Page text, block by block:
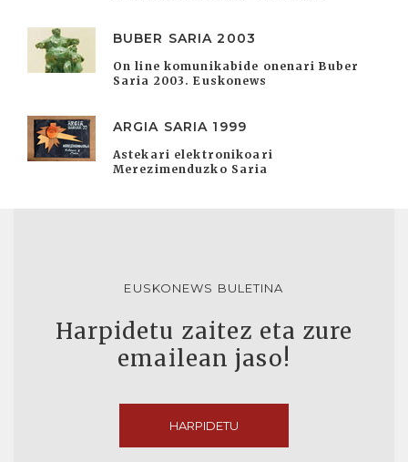
BUBER SARIA 2003
On line komunikabide onenari Buber
Saria 2003. Euskonews
ARGIA SARIA 1999
Astekari elektronikoari
Merezimenduzko Saria
EUSKONEWS BULETINA
Harpidetu zaitez eta zure
emailean jaso!
HARPIDETU